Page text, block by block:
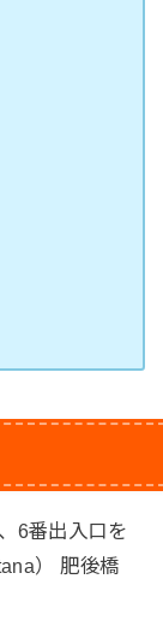
6番出入口を
） 肥後橋